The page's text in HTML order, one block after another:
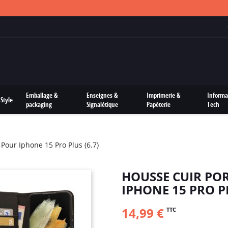
Emballage &
packaging
Enseignes &
Signalétique
Imprimerie &
Papèterie
Tech
Iphone 15 Pro Plus (6.7)
HOUSSE CUIR
IPHONE 15 PRO
14,99 € TTC